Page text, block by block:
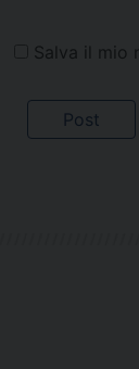
Salva il mio